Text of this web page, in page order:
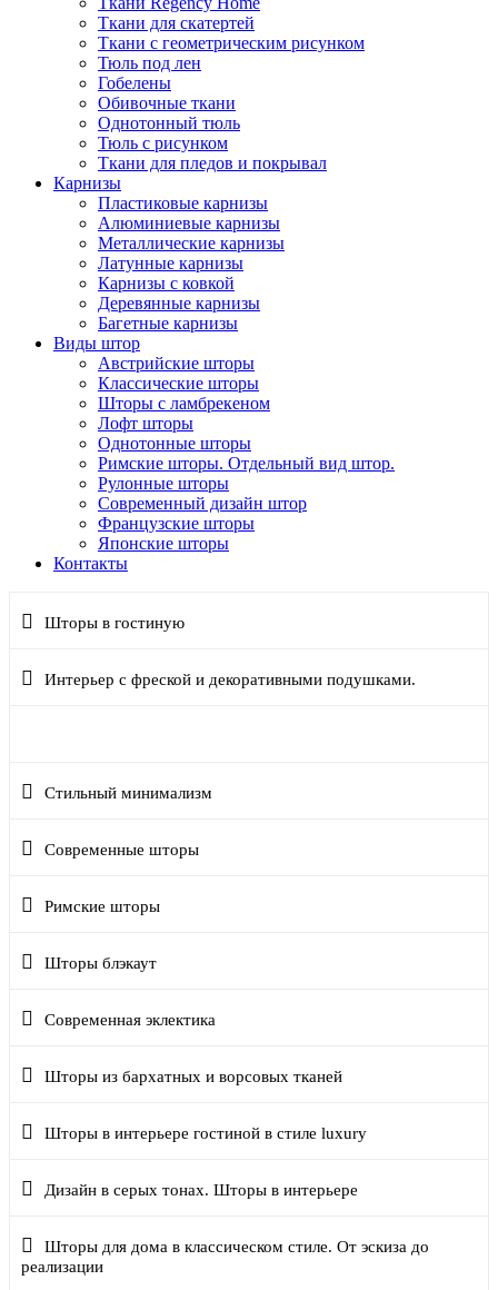
Ткани для скатертей
Ткани с геометрическим рисунком
Тюль под лен
Гобелены
Обивочные ткани
Однотонный тюль
Тюль с рисунком
Ткани для пледов и покрывал
Карнизы
Пластиковые карнизы
Алюминиевые карнизы
Металлические карнизы
Латунные карнизы
Карнизы с ковкой
Деревянные карнизы
Багетные карнизы
Виды штор
Австрийские шторы
Классические шторы
Шторы с ламбрекеном
Лофт шторы
Однотонные шторы
Римские шторы. Отдельный вид штор.
Рулонные шторы
Современный дизайн штор
Французские шторы
Японские шторы
Контакты
Шторы в гостиную
Интерьер с фреской и декоративными подушками.
Стильный минимализм
Современные шторы
Римские шторы
Шторы блэкаут
Современная эклектика
Шторы из бархатных и ворсовых тканей
Шторы в интерьере гостиной в стиле luxury
Дизайн в серых тонах. Шторы в интерьере
Шторы для дома в классическом стиле. От эскиза до
реализации